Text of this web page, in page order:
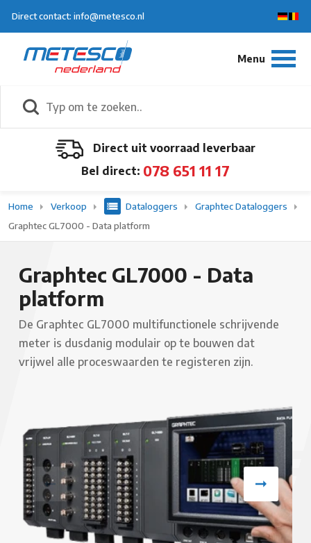
Direct contact: info@metesco.nl
Direct uit voorraad leverbaar
Bel direct: 078 651 11 17
Home Verkoop Dataloggers
Graphtec Dataloggers
Graphtec GL7000 - Data platform
Graphtec GL7000 - Data
platform
De Graphtec GL7000 multifunctionele schrijvende
meter is dusdanig modulair op te bouwen dat
vrijwel alle proceswaarden te registeren zijn.